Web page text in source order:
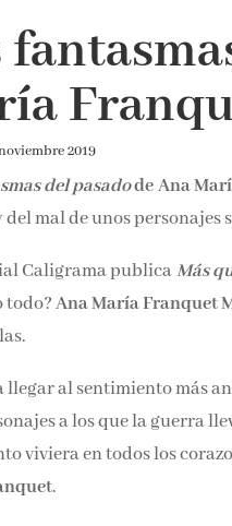
2019
del pasadodeAna
del mal de unos
Caligrama publicaMás
todo?Ana María Franquet
llegar al sentimiento más
a los que la guerra
viviera en todos los
.